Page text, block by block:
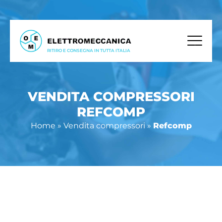
RITIRO E CONSEGNA IN TUTTA ITALIA
VENDITA COMPRESSORI
REFCOMP
Home » Vendita compressori» Refcomp